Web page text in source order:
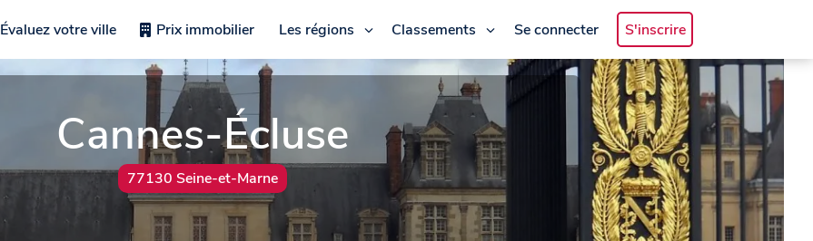
Évaluez votre ville Prix immobilier Les régions Classements Se connecter S'inscrire
Cannes-Écluse
77130 Seine-et-Marne